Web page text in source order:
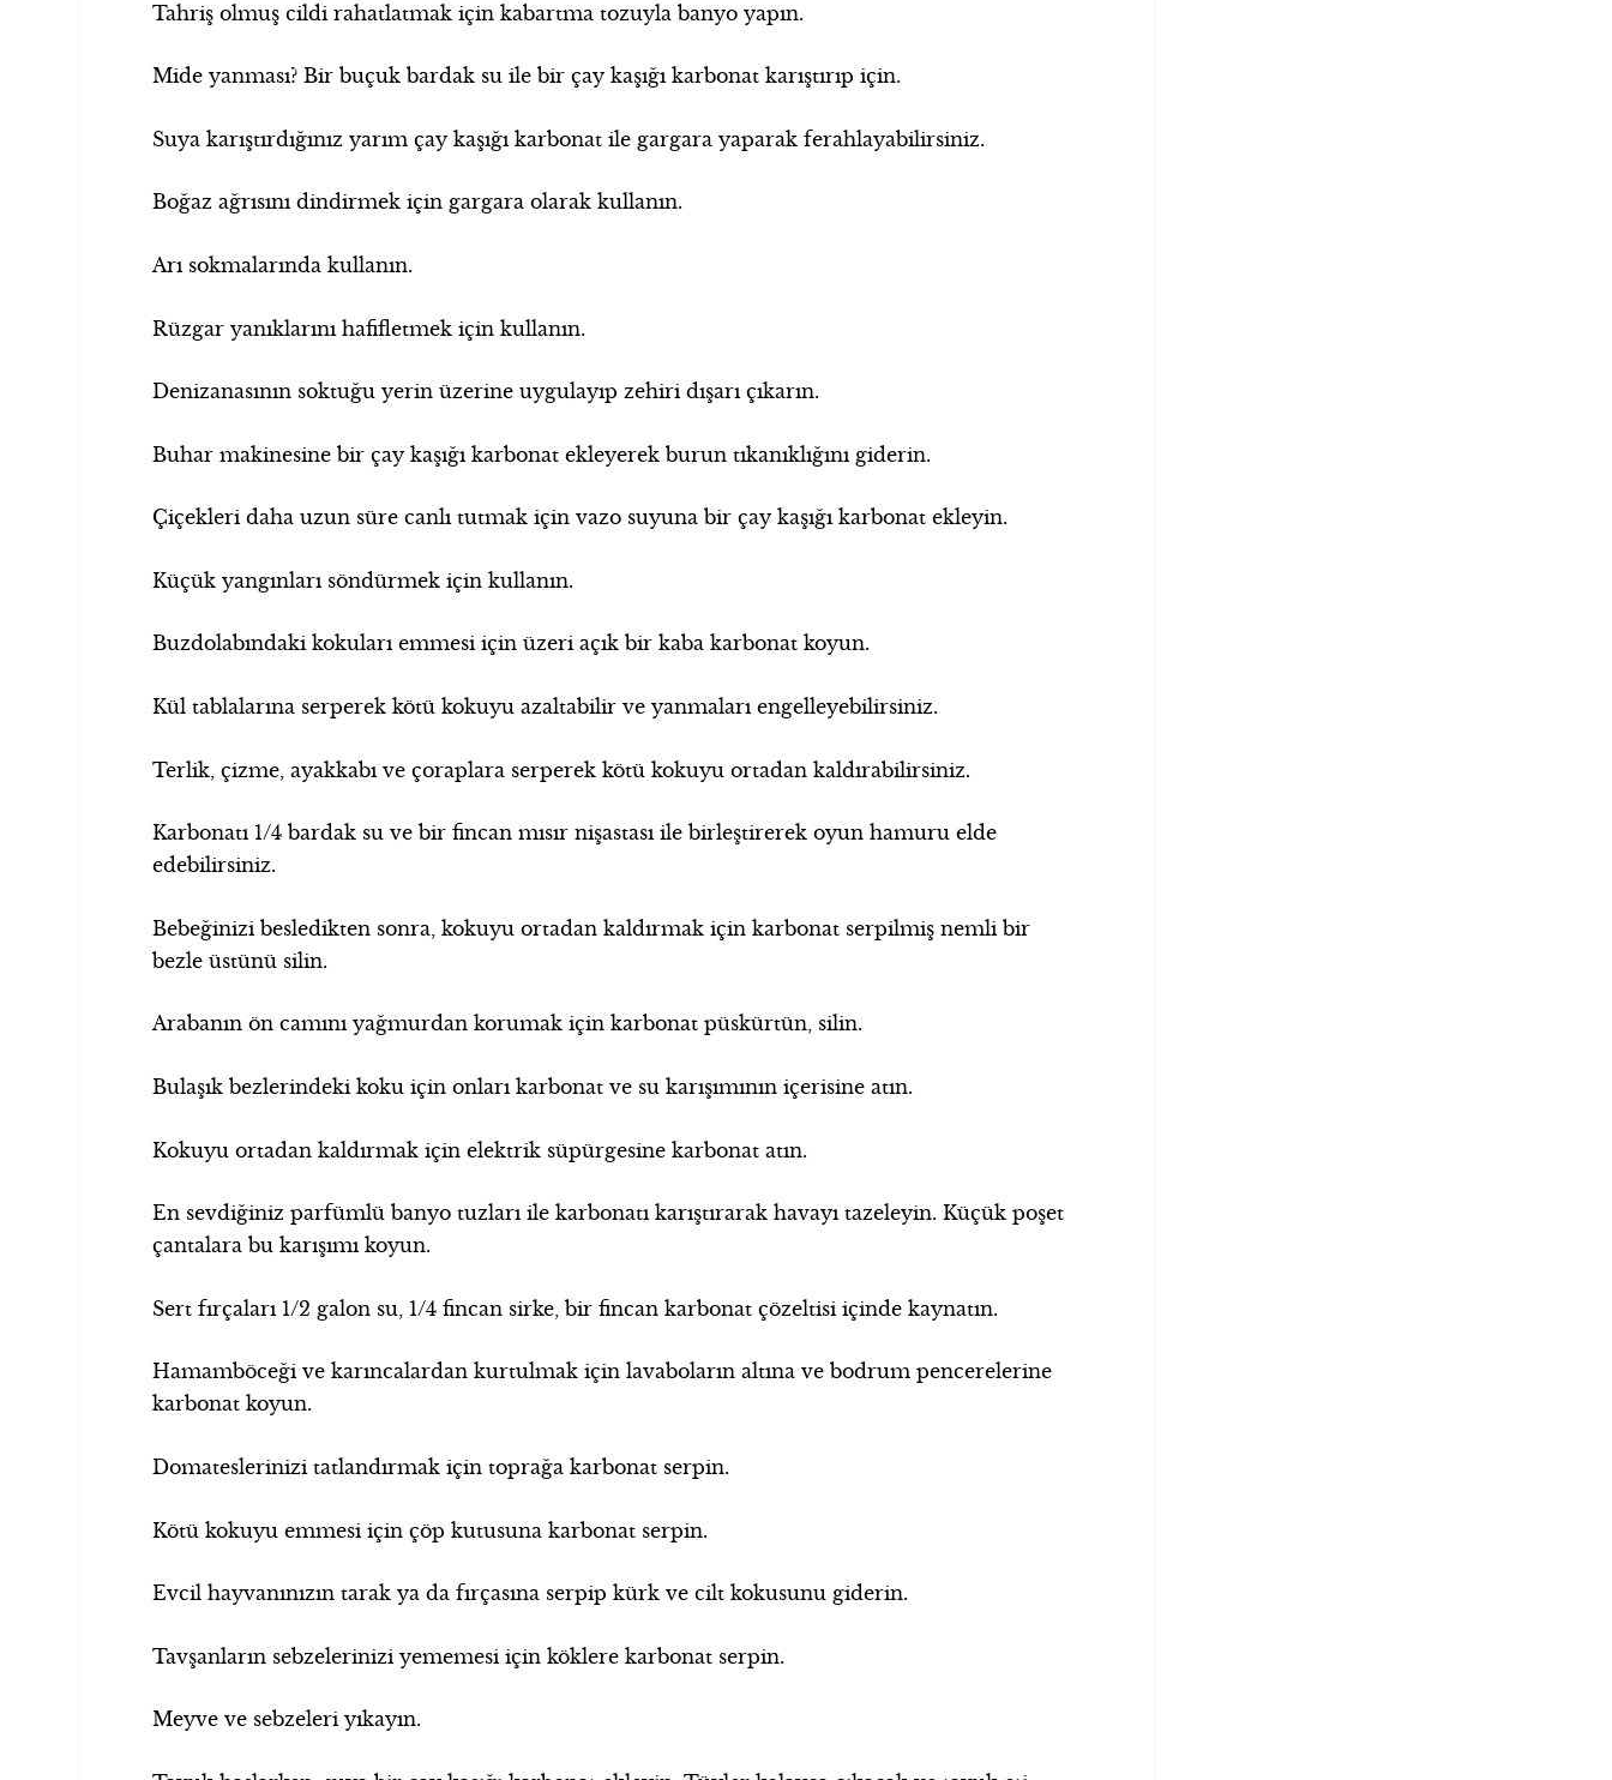
Tahriş olmuş cildi rahatlatmak için kabartma tozuyla banyo yapın.
Mide yanması? Bir buçuk bardak su ile bir çay kaşığı karbonat karıştırıp için.
Suya karıştırdığınız yarım çay kaşığı karbonat ile gargara yaparak ferahlayabilirsiniz.
Boğaz ağrısını dindirmek için gargara olarak kullanın.
Arı sokmalarında kullanın.
Rüzgar yanıklarını hafifletmek için kullanın.
Denizanasının soktuğu yerin üzerine uygulayıp zehiri dışarı çıkarın.
Buhar makinesine bir çay kaşığı karbonat ekleyerek burun tıkanıklığını giderin.
Çiçekleri daha uzun süre canlı tutmak için vazo suyuna bir çay kaşığı karbonat ekleyin.
Küçük yangınları söndürmek için kullanın.
Buzdolabındaki kokuları emmesi için üzeri açık bir kaba karbonat koyun.
Kül tablalarına serperek kötü kokuyu azaltabilir ve yanmaları engelleyebilirsiniz.
Terlik, çizme, ayakkabı ve çoraplara serperek kötü kokuyu ortadan kaldırabilirsiniz.
Karbonatı 1/4 bardak su ve bir fincan mısır nişastası ile birleştirerek oyun hamuru elde
edebilirsiniz.
Bebeğinizi besledikten sonra, kokuyu ortadan kaldırmak için karbonat serpilmiş nemli bir
bezle üstünü silin.
Arabanın ön camını yağmurdan korumak için karbonat püskürtün, silin.
Bulaşık bezlerindeki koku için onları karbonat ve su karışımının içerisine atın.
Kokuyu ortadan kaldırmak için elektrik süpürgesine karbonat atın.
En sevdiğiniz parfümlü banyo tuzları ile karbonatı karıştırarak havayı tazeleyin. Küçük poşet
çantalara bu karışımı koyun.
Sert fırçaları 1/2 galon su, 1/4 fincan sirke, bir fincan karbonat çözeltisi içinde kaynatın.
Hamamböceği ve karıncalardan kurtulmak için lavaboların altına ve bodrum pencerelerine
karbonat koyun.
Domateslerinizi tatlandırmak için toprağa karbonat serpin.
Kötü kokuyu emmesi için çöp kutusuna karbonat serpin.
Evcil hayvanınızın tarak ya da fırçasına serpip kürk ve cilt kokusunu giderin.
Tavşanların sebzelerinizi yememesi için köklere karbonat serpin.
Meyve ve sebzeleri yıkayın.